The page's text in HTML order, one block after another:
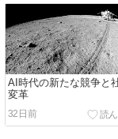
AI時代の新たな競争と
変革
32日前